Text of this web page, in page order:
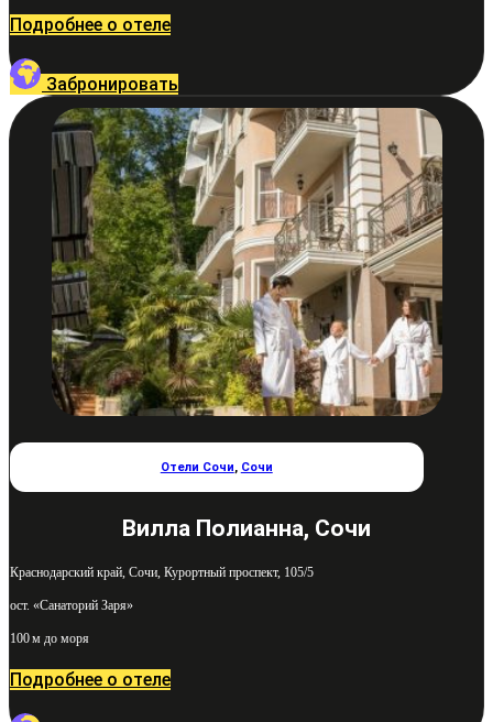
Подробнее о отеле
Забронировать
Отели Сочи, Сочи
Вилла Полианна, Сочи
Краснодарский край, Сочи, Курортный проспект, 105/5
ост. «Санаторий Заря»
100 м до моря
Подробнее о отеле